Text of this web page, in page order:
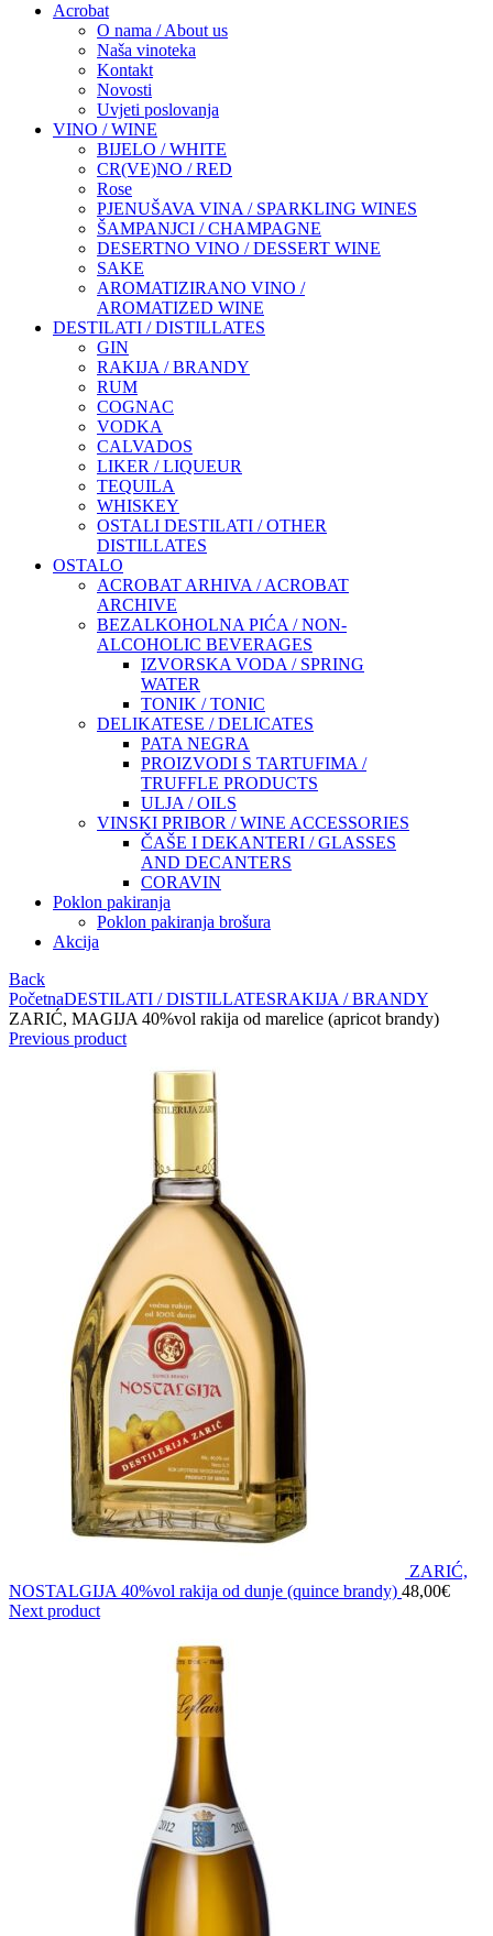
Acrobat
O nama / About us
Naša vinoteka
Kontakt
Novosti
Uvjeti poslovanja
VINO / WINE
BIJELO / WHITE
CR(VE)NO / RED
Rose
PJENUŠAVA VINA / SPARKLING WINES
ŠAMPANJCI / CHAMPAGNE
DESERTNO VINO / DESSERT WINE
SAKE
AROMATIZIRANO VINO /
AROMATIZED WINE
DESTILATI / DISTILLATES
GIN
RAKIJA / BRANDY
RUM
COGNAC
VODKA
CALVADOS
LIKER / LIQUEUR
TEQUILA
WHISKEY
OSTALI DESTILATI / OTHER
DISTILLATES
OSTALO
ACROBAT ARHIVA / ACROBAT
ARCHIVE
BEZALKOHOLNA PIĆA / NON-
ALCOHOLIC BEVERAGES
IZVORSKA VODA / SPRING
WATER
TONIK / TONIC
DELIKATESE / DELICATES
PATA NEGRA
PROIZVODI S TARTUFIMA /
TRUFFLE PRODUCTS
ULJA / OILS
VINSKI PRIBOR / WINE ACCESSORIES
ČAŠE I DEKANTERI / GLASSES
AND DECANTERS
CORAVIN
Poklon pakiranja
Poklon pakiranja brošura
Akcija
Back
PočetnaDESTILATI / DISTILLATESRAKIJA / BRANDY
ZARIĆ, MAGIJA 40%vol rakija od marelice (apricot brandy)
Previous product
ZARIĆ,
NOSTALGIJA 40%vol rakija od dunje (quince brandy) 48,00€
Next product